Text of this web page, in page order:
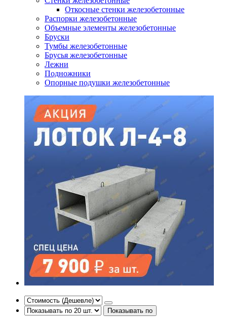
Откосные стенки железобетонные
Распорки железобетонные
Объемные элементы железобетонные
Бруски
Тумбы железобетонные
Брусья железобетонные
Лежни
Подножники
Опорные подушки железобетонные
Показывать по